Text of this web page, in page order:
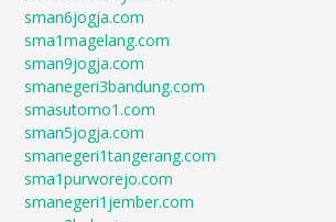
sman6jogja.com
sma1magelang.com
sman9jogja.com
smanegeri3bandung.com
smasutomo1.com
sman5jogja.com
smanegeri1tangerang.com
sma1purworejo.com
smanegeri1jember.com